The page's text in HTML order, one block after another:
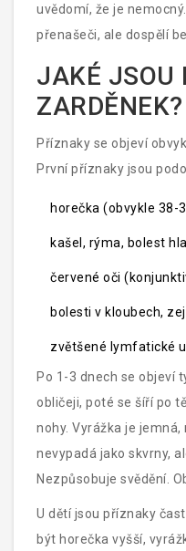
uvědomí, že je
přenašeči, ale dospělí
stejně těžce.
JAKÉ JSOU
ZARDĚNEK?
Příznaky se objeví
První příznaky jsou
horečka (obvykle 38-
kašel, rýma, bolest
červené oči
bolesti v kloubech,
zvětšené lymfatické
Po 1-3 dnech se objeví
obličeji, poté se šíří po
nohy. Vyrážka je
nevypadá jako skvrny,
Nezpůsobuje svědění.
stejně rychle, jako se
U dětí jsou příznaky
být horečka vyšší,